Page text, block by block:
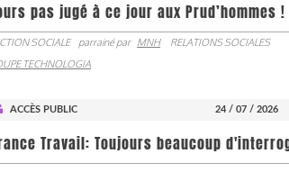
pas jugé à ce jour aux Prud’hommes !
SOCIALE parrainé par MNH
RELATIONS SOCIALES
TECHNOLOGIA
ACCÈS PUBLIC 24 / 07 / 2026
Travail: Toujours beaucoup